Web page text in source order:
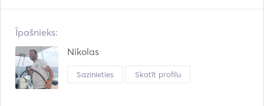
Īpašnieks:
Nikolas
Sazinieties Skatīt profilu